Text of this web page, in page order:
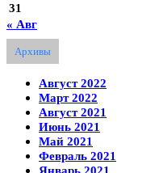
31
« Авг
Архивы
Август 2022
Март 2022
Август 2021
Июнь 2021
Май 2021
Февраль 2021